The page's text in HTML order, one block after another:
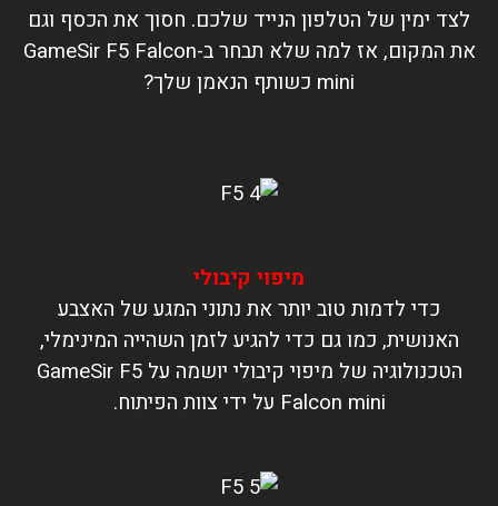
לצד ימין של הטלפון הנייד שלכם. חסוך את הכסף וגם
את המקום, אז למה שלא תבחר ב-GameSir F5 Falcon
mini כשותף הנאמן שלך?
מיפוי קיבולי
כדי לדמות טוב יותר את נתוני המגע של האצבע
האנושית, כמו גם כדי להגיע לזמן השהייה המינימלי,
הטכנולוגיה של מיפוי קיבולי יושמה על GameSir F5
Falcon mini על ידי צוות הפיתוח.